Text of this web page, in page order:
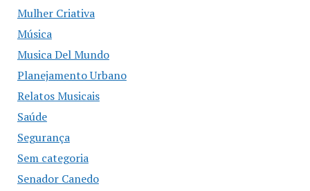
Mulher Criativa
Música
Musica Del Mundo
Planejamento Urbano
Relatos Musicais
Saúde
Segurança
Sem categoria
Senador Canedo